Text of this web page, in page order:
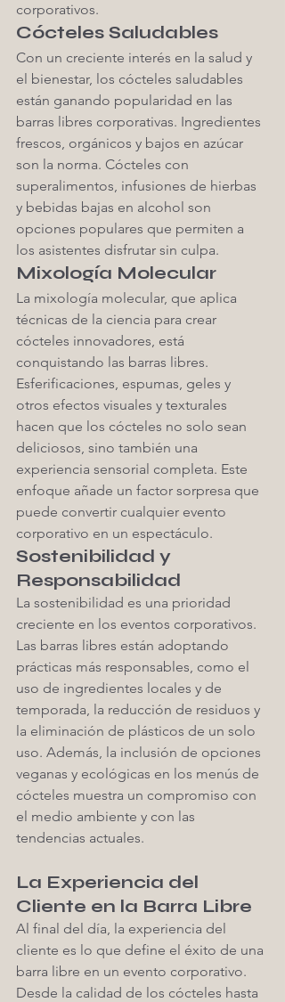
corporativos.
Cócteles Saludables
Con un creciente interés en la salud y
el bienestar, los cócteles saludables
están ganando popularidad en las
barras libres corporativas. Ingredientes
frescos, orgánicos y bajos en azúcar
son la norma. Cócteles con
superalimentos, infusiones de hierbas
y bebidas bajas en alcohol son
opciones populares que permiten a
los asistentes disfrutar sin culpa.
Mixología Molecular
La mixología molecular, que aplica
técnicas de la ciencia para crear
cócteles innovadores, está
conquistando las barras libres.
Esferificaciones, espumas, geles y
otros efectos visuales y texturales
hacen que los cócteles no solo sean
deliciosos, sino también una
experiencia sensorial completa. Este
enfoque añade un factor sorpresa que
puede convertir cualquier evento
corporativo en un espectáculo.
Sostenibilidad y
Responsabilidad
La sostenibilidad es una prioridad
creciente en los eventos corporativos.
Las barras libres están adoptando
prácticas más responsables, como el
uso de ingredientes locales y de
temporada, la reducción de residuos y
la eliminación de plásticos de un solo
uso. Además, la inclusión de opciones
veganas y ecológicas en los menús de
cócteles muestra un compromiso con
el medio ambiente y con las
tendencias actuales.
La Experiencia del
Cliente en la Barra Libre
Al final del día, la experiencia del
cliente es lo que define el éxito de una
barra libre en un evento corporativo.
Desde la calidad de los cócteles hasta